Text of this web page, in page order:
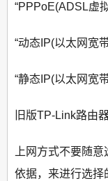
“PPPoE(ADSL虚
“动态IP(以太网宽
“静态IP(以太网宽
旧版TP-Link路由
上网方式不要随意
依据，来进行选择